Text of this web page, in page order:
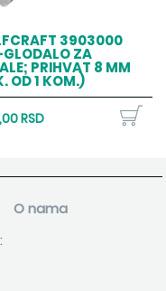
3903000
ZA
PRIHVAT 8 MM
OD 1 KOM.)
RSD
O nama